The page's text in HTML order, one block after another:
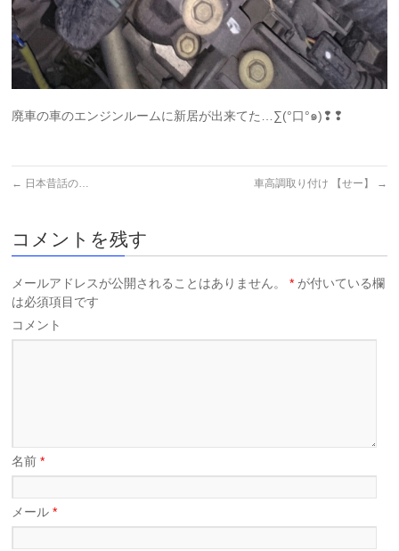
廃車の車のエンジンルームに新居が出来てた…∑(°口°๑)❢❢
← 日本昔話の… 車高調取り付け 【せー】 →
コメントを残す
メールアドレスが公開されることはありません。 * が付いている欄
は必須項目です
コメント
名前*
メール*